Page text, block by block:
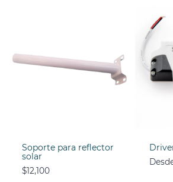
Soporte para reflector
solar
$12,100